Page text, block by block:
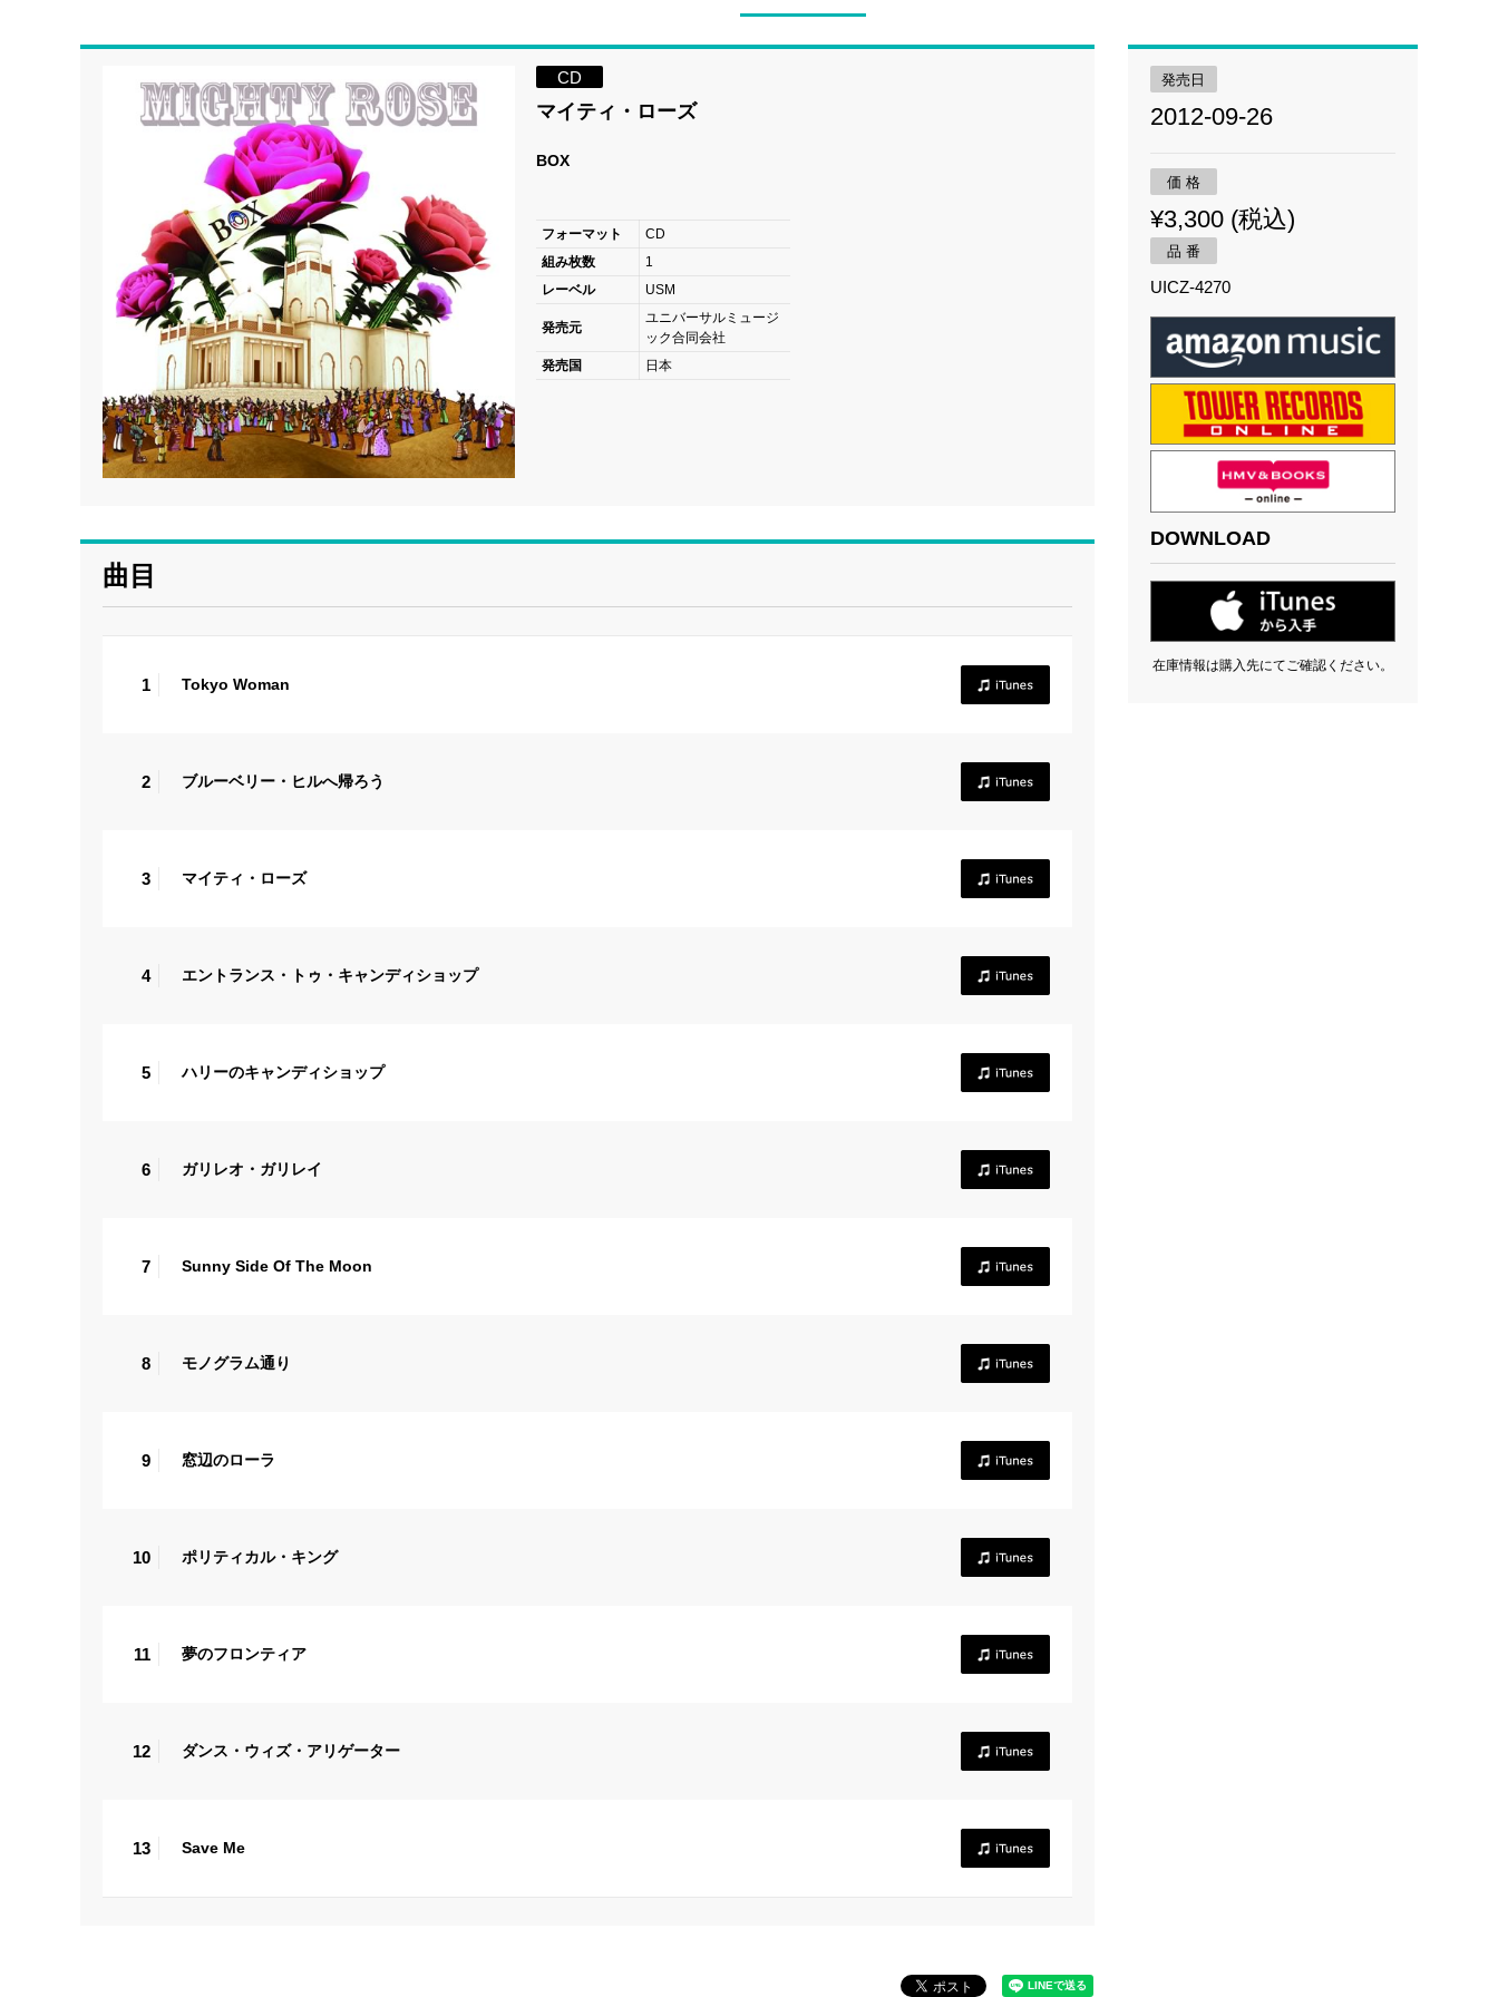
CD
マイティ・ローズ
BOX
フォーマット
CD
組み枚数
1
レーベル
USM
発売元
ユニバーサルミュージ
ック合同会社
発売国
日本
曲目
1 Tokyo Woman
2 ブルーベリー・ヒルへ帰ろう
3 マイティ・ローズ
4 エントランス・トゥ・キャンディショップ
5 ハリーのキャンディショップ
6 ガリレオ・ガリレイ
7 Sunny Side Of The Moon
8 モノグラム通り
9 窓辺のローラ
10 ポリティカル・キング
11 夢のフロンティア
12 ダンス・ウィズ・アリゲーター
13 Save Me
発売日
2012-09-26
価 格
¥3,300 (税込)
品 番
UICZ-4270
DOWNLOAD
在庫情報は購入先にてご確認ください。